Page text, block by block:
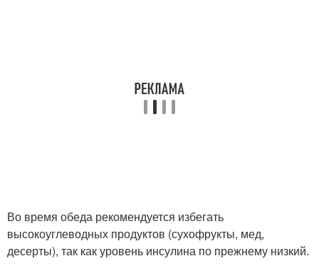
Во время обеда рекомендуется избегать
высокоуглеводных продуктов (сухофрукты, мед,
десерты), так как уровень инсулина по прежнему низкий.